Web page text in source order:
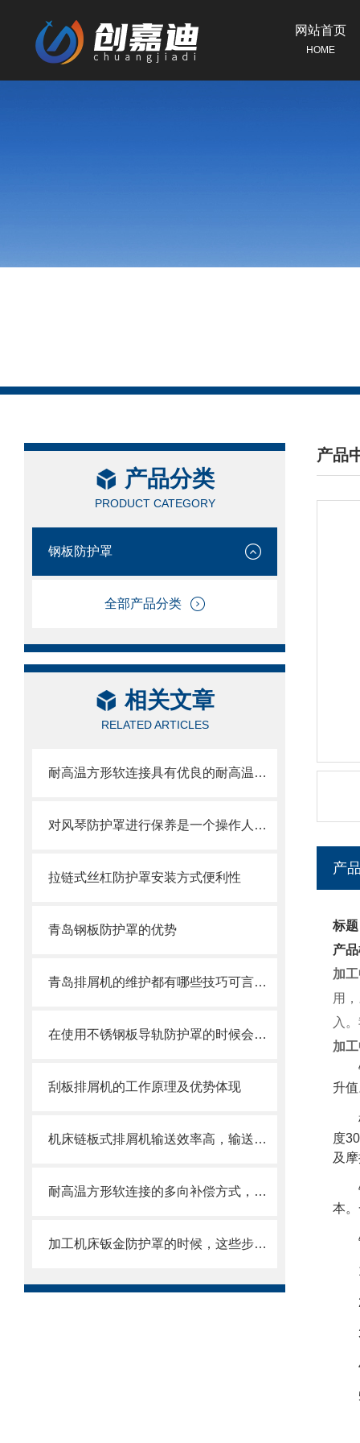
网站首页
HOME
产品分类
PRODUCT CATEGORY
钢板防护罩
全部产品分类
相关文章
RELATED ARTICLES
耐高温方形软连接具有优良的耐高温、耐腐蚀和密封性能
对风琴防护罩进行保养是一个操作人员必须具备的技能
拉链式丝杠防护罩安装方式便利性
青岛钢板防护罩的优势
青岛排屑机的维护都有哪些技巧可言，来看了
在使用不锈钢板导轨防护罩的时候会有哪几种效果呢？
刮板排屑机的工作原理及优势体现
机床链板式排屑机输送效率高，输送速度选择范围大
耐高温方形软连接的多向补偿方式，可提供较大的轴向、角向和侧向位移
加工机床钣金防护罩的时候，这些步骤是很重要的
产品
/
产
标
产
加
用
入
加
升
度
及
本